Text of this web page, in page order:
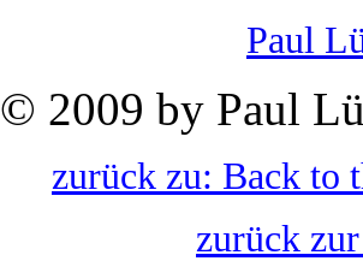
Paul
© 2009 by Paul
zurück zu: Back to
zurück